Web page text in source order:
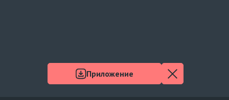
Приложение